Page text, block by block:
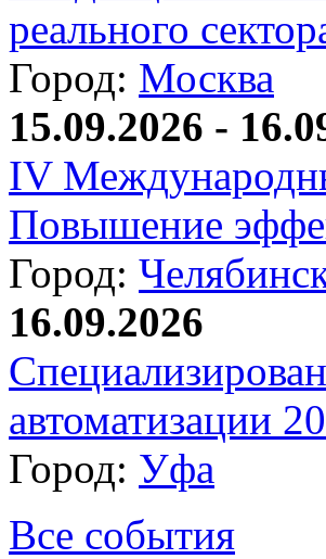
реального
Город: Москва
15.09.2026 -
IV
Повышение
Город:
16.09.2026
автоматизации
Город: Уфа
Все события